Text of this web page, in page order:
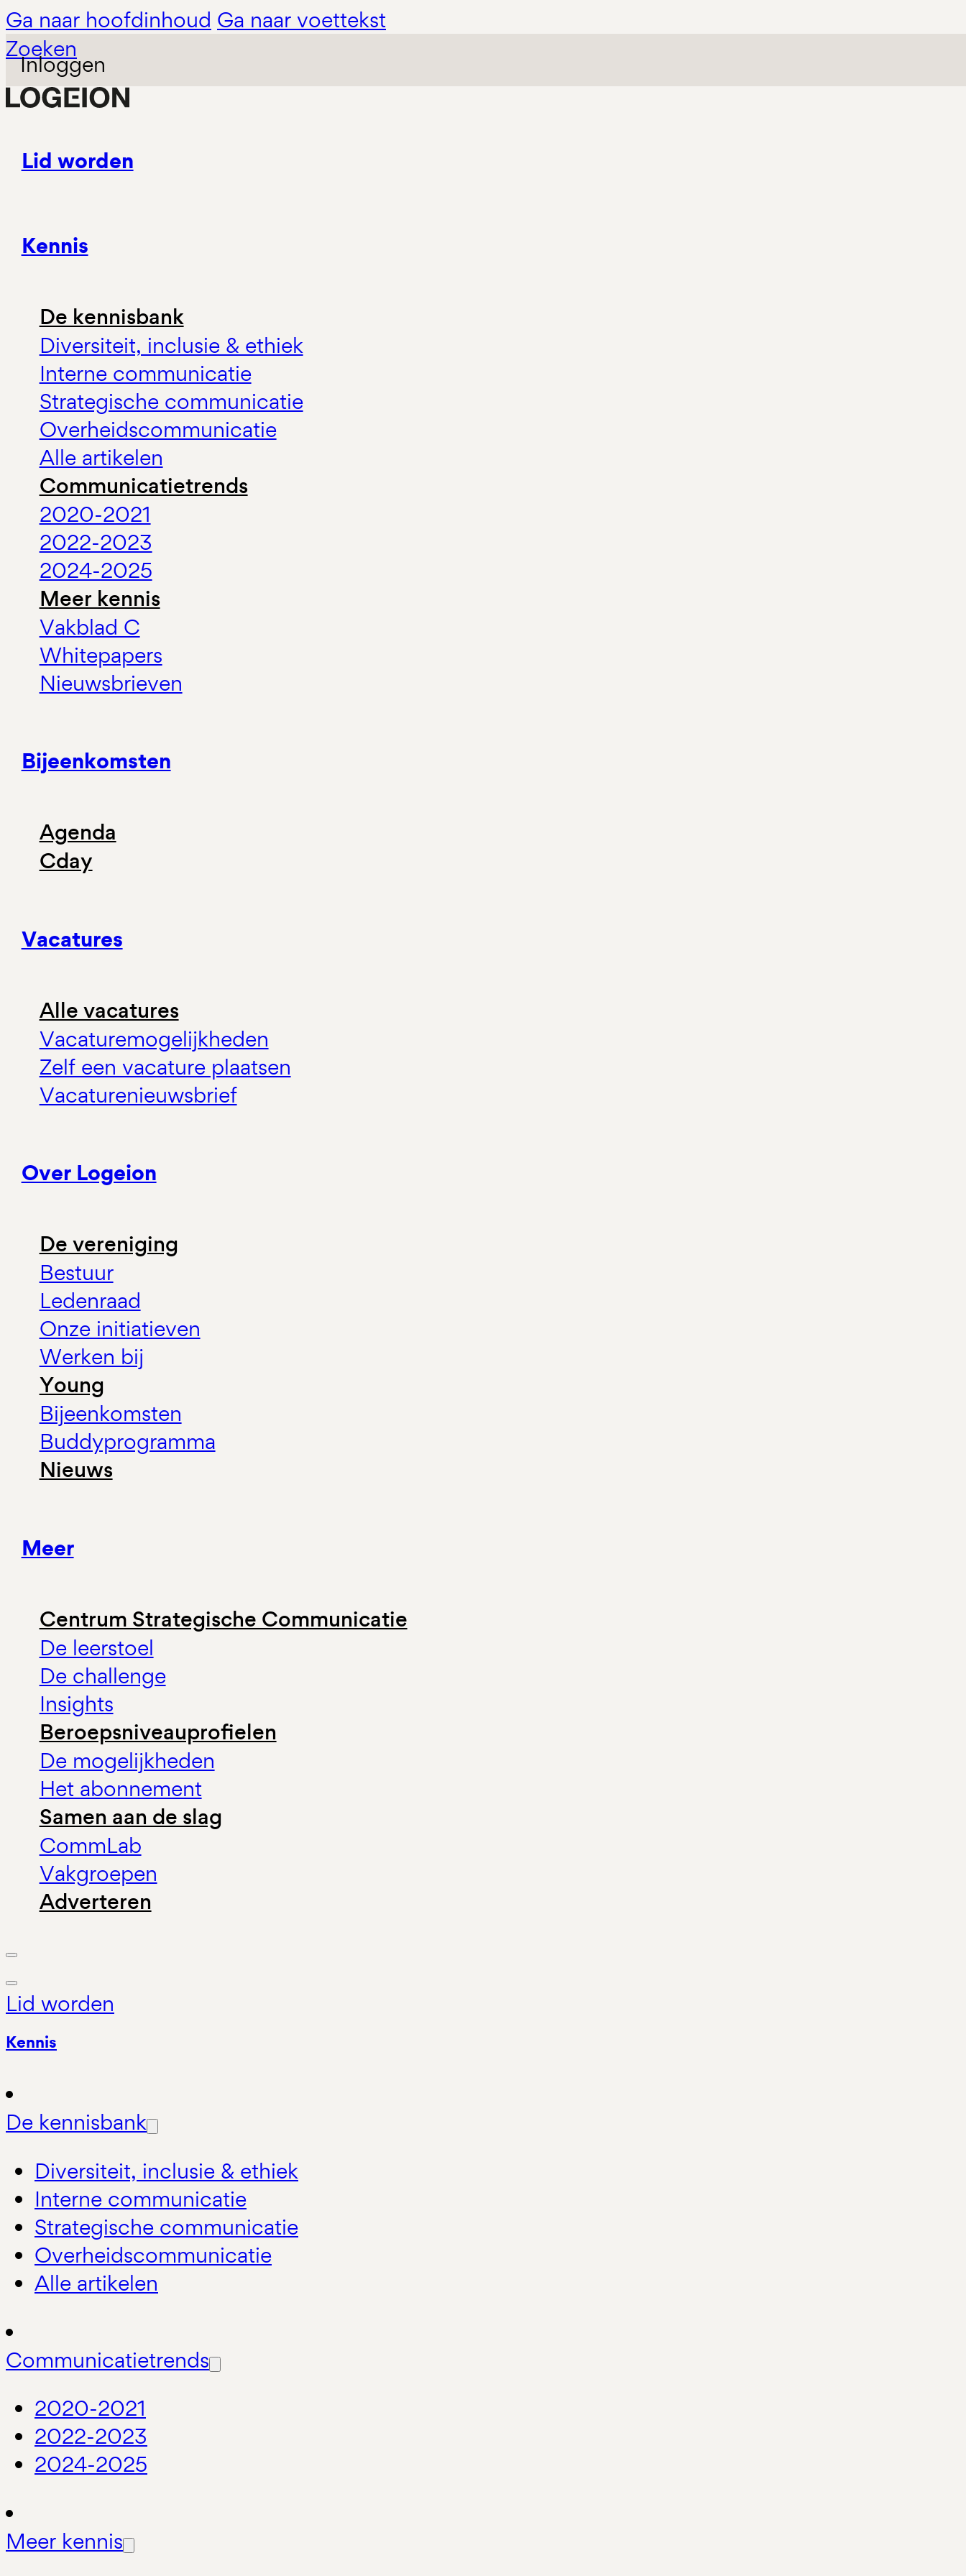
Ga naar hoofdinhoud Ga naar voettekst
Zoeken
Inloggen
Lid worden
Kennis
De kennisbank
Diversiteit, inclusie & ethiek
Interne communicatie
Strategische communicatie
Overheidscommunicatie
Alle artikelen
Communicatietrends
2020-2021
2022-2023
2024-2025
Meer kennis
Vakblad C
Whitepapers
Nieuwsbrieven
Bijeenkomsten
Agenda
Cday
Vacatures
Alle vacatures
Vacaturemogelijkheden
Zelf een vacature plaatsen
Vacaturenieuwsbrief
Over Logeion
De vereniging
Bestuur
Ledenraad
Onze initiatieven
Werken bij
Young
Bijeenkomsten
Buddyprogramma
Nieuws
Meer
Centrum Strategische Communicatie
De leerstoel
De challenge
Insights
Beroepsniveauprofielen
De mogelijkheden
Het abonnement
Samen aan de slag
CommLab
Vakgroepen
Adverteren
Lid worden
Kennis
De kennisbank
Diversiteit, inclusie & ethiek
Interne communicatie
Strategische communicatie
Overheidscommunicatie
Alle artikelen
Communicatietrends
2020-2021
2022-2023
2024-2025
Meer kennis